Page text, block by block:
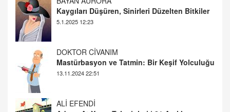
Mastürbasyon ve Tatmin: Bir Keşif Yolculuğu
13.11.2024 22:51
ALİ EFENDİ
Adana At Yarışı Tahminleri | 21 Aralık
Cumartesi
TUTKUNUN PERİSİ